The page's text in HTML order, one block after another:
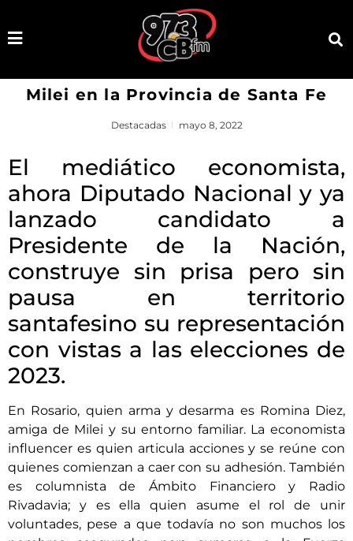
Milei en la Provincia de Santa Fe
Destacadas mayo 8, 2022
El mediático economista,
ahora Diputado Nacional y ya
lanzado candidato a
Presidente de la Nación,
construye sin prisa pero sin
pausa en territorio
santafesino su representación
con vistas a las elecciones de
2023.
En Rosario, quien arma y desarma es Romina Diez,
amiga de Milei y su entorno familiar. La economista
influencer es quien articula acciones y se reúne con
quienes comienzan a caer con su adhesión. También
es columnista de Ámbito Financiero y Radio
Rivadavia; y es ella quien asume el rol de unir
voluntades, pese a que todavía no son muchos los